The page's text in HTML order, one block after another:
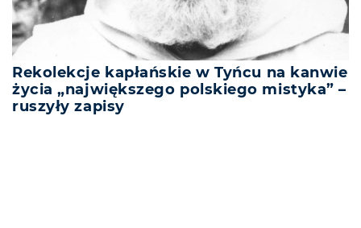
Rekolekcje kapłańskie w Tyńcu na kanwie
życia „największego polskiego mistyka” –
ruszyły zapisy